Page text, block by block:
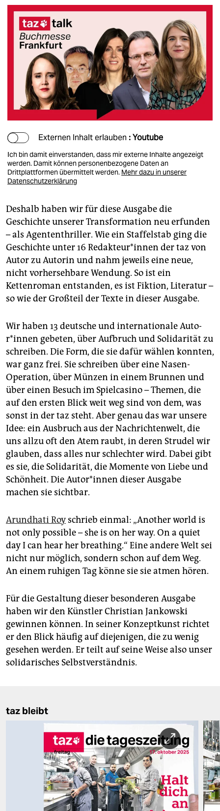
Externen Inhalt erlauben : Youtube
Ich bin damit einverstanden, dass mir externe Inhalte angezeigt
werden. Damit können personenbezogene Daten an
Drittplattformen übermittelt werden. Mehr dazu in unserer
Datenschutzerklärung
Deshalb haben wir für diese Ausgabe die
Geschichte unserer Transformation neu erfunden
– als Agententhriller. Wie ein Staffelstab ging die
Geschichte unter 16 Re­dak­teu­r*in­nen der taz von
Autor zu Autorin und nahm jeweils eine neue,
nicht vorhersehbare Wendung. So ist ein
Kettenroman entstanden, es ist Fiktion, Literatur –
so wie der Großteil der Texte in dieser Ausgabe.
Wir haben 13 deutsche und internationale Au­to­
r*in­nen gebeten, über Aufbruch und Solidarität zu
schreiben. Die Form, die sie dafür wählen konnten,
war ganz frei. Sie schreiben über eine Nasen-
Operation, über Münzen in einem Brunnen und
über einen Besuch im Spielcasino – Themen, die
auf den ersten Blick weit weg sind von dem, was
sonst in der taz steht. Aber genau das war unsere
Idee: ein Ausbruch aus der Nachrichtenwelt, die
uns allzu oft den Atem raubt, in deren Strudel wir
glauben, dass alles nur schlechter wird. Dabei gibt
es sie, die Solidarität, die Momente von Liebe und
Schönheit. Die Au­to­r*in­nen dieser Ausgabe
machen sie sichtbar.
Arundhati Roy schrieb einmal: „Another world is
not only possible – she is on her way. On a quiet
day I can hear her breathing.“ Eine andere Welt sei
nicht nur möglich, sondern schon auf dem Weg.
An einem ruhigen Tag könne sie sie atmen hören.
Für die Gestaltung dieser besonderen Ausgabe
haben wir den Künstler Christian Jankowski
gewinnen können. In seiner Konzeptkunst richtet
er den Blick häufig auf diejenigen, die zu wenig
gesehen werden. Er teilt auf seine Weise also unser
solidarisches Selbstverständnis.
taz bleibt